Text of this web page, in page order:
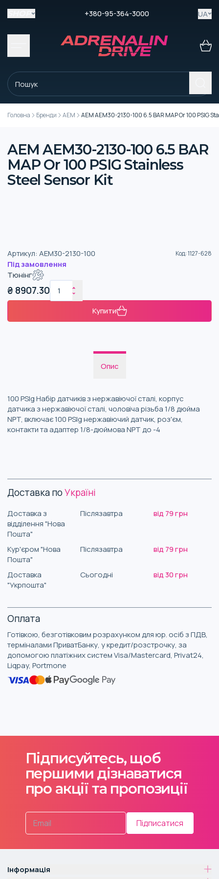
+380-95-364-3000 UA
Головна Бренди AEM AEM AEM30-2130-100 6.5 BAR MAP Or 100 PSIG
AEM AEM30-2130-100 6.5 BAR
MAP Or 100 PSIG Stainless
Steel Sensor Kit
Артикул: AEM30-2130-100 Код:1127-628
Під замовлення
Тюнінг
₴ 8907.30
Купити
Опис
100 PSIg Набір датчиків з нержавіючої сталі, корпус
датчика з нержавіючої сталі, чоловіча різьба 1/8 дюйма
NPT, включає 100 PSIg нержавіючий датчик, роз'єм,
контакти та адаптер 1/8-дюймова NPT до -4
Доставка поУкраїні
Доставка з
відділення "Нова
Пошта"
Післязавтра від 79 грн
Кур'єром "Нова
Пошта"
Післязавтра від 79 грн
Доставка
"Укрпошта"
Сьогодні від 30 грн
Оплата
Готівкою, безготівковим розрахунком для юр. осіб з ПДВ,
терміналами ПриватБанку, у кредит/розстрочку, за
допомогою платіжних систем Visa/Mastercard, Privat24,
Liqpay, Portmone
Підписуйтесь, щоб
першими дізнаватися
про акції та пропозиції
Підписатися
Інформація